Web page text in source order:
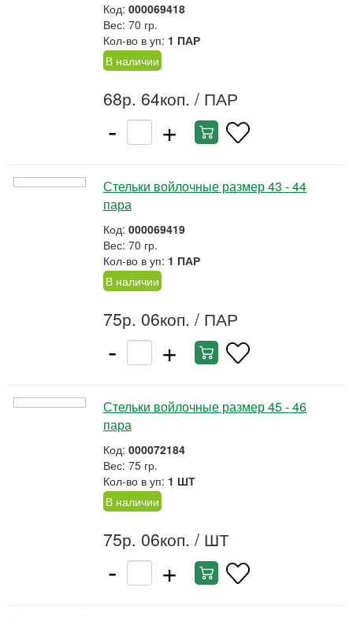
Код: 000069418
Вес: 70 гр.
Кол-во в уп: 1 ПАР
В наличии
68р. 64коп. / ПАР
- +
Стельки войлочные размер 43 - 44
пара
Код: 000069419
Вес: 70 гр.
Кол-во в уп: 1 ПАР
В наличии
75р. 06коп. / ПАР
- +
Стельки войлочные размер 45 - 46
пара
Код: 000072184
Вес: 75 гр.
Кол-во в уп: 1 ШТ
В наличии
75р. 06коп. / ШТ
- +